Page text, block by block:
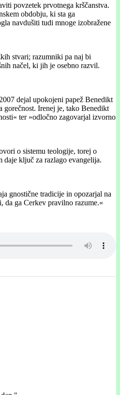
povzetek prvotnega krščanstva.
obdobju, ki sta ga
navdušiti tudi mnoge izobražene
stvari; razumniki pa naj bi
načel, ki jih je osebno razvil.
dejal upokojeni papež Benedikt
gorečnost. Irenej je, tako Benedikt
ter »odločno zagovarjal izvorno
o sistemu teologije, torej o
daje ključ za razlago evangelija.
gnostične tradicije in opozarjal na
da ga Cerkev pravilno razume.«